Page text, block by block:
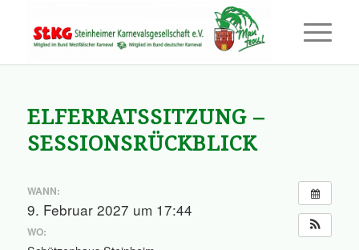
ELFERRATSSITZUNG –
SESSIONSRÜCKBLICK
WANN:
9. Februar 2027 um 17:44
WO: